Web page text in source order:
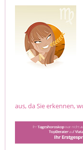
aus, da Sie erkennen,